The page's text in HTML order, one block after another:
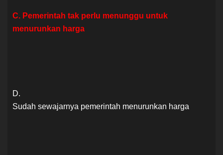
C. Pemerintah tak perlu menunggu untuk
menurunkan harga
D.
Sudah sewajarnya pemerintah menurunkan harga